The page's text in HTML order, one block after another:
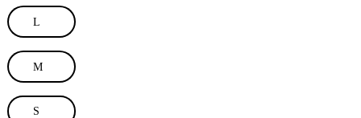
L
M
S